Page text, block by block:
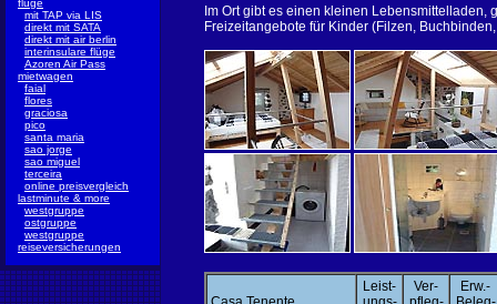
flüge
mit TAP via LIS
direkt mit SATA
direkt mit air berlin
interinsulare flüge
Azoren Air Pass
mietwagen
faial
flores
graciosa
pico
santa maria
sao jorge
sao miguel
terceira
online preisvergleich
lastminute & more
westgruppe
ostgruppe
westgruppe
reiseversicherungen
Im Ort gibt es einen kleinen Lebensmittelladen,
Freizeitangebote für Kinder (Filzen,
Leist-
Ver-
Erw.-